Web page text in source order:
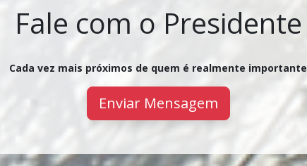
Fale com o Presidente
Cada vez mais próximos de quem é realmente importante
Enviar Mensagem